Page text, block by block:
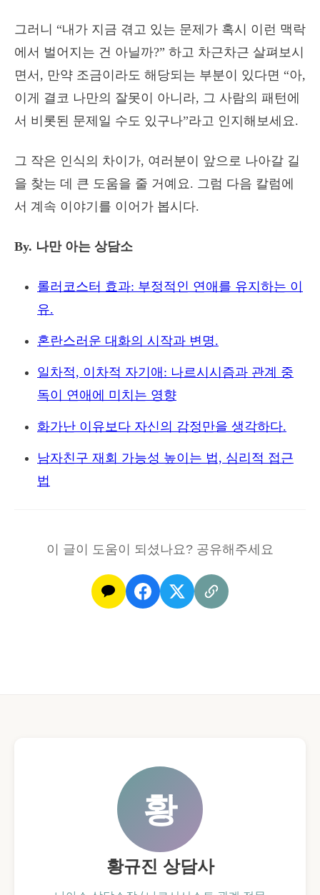
그러니 “내가 지금 겪고 있는 문제가 혹시 이런 맥락
에서 벌어지는 건 아닐까?” 하고 차근차근 살펴보시
면서, 만약 조금이라도 해당되는 부분이 있다면 “아,
이게 결코 나만의 잘못이 아니라, 그 사람의 패턴에
서 비롯된 문제일 수도 있구나”라고 인지해보세요.
그 작은 인식의 차이가, 여러분이 앞으로 나아갈 길
을 찾는 데 큰 도움을 줄 거예요. 그럼 다음 칼럼에
서 계속 이야기를 이어가 봅시다.
By. 나만 아는 상담소
롤러코스터 효과: 부정적인 연애를 유지하는 이
유.
혼란스러운 대화의 시작과 변명.
일차적, 이차적 자기애: 나르시시즘과 관계 중
독이 연애에 미치는 영향
화가난 이유보다 자신의 감정만을 생각하다.
남자친구 재회 가능성 높이는 법, 심리적 접근
법
이 글이 도움이 되셨나요? 공유해주세요
황
황규진 상담사